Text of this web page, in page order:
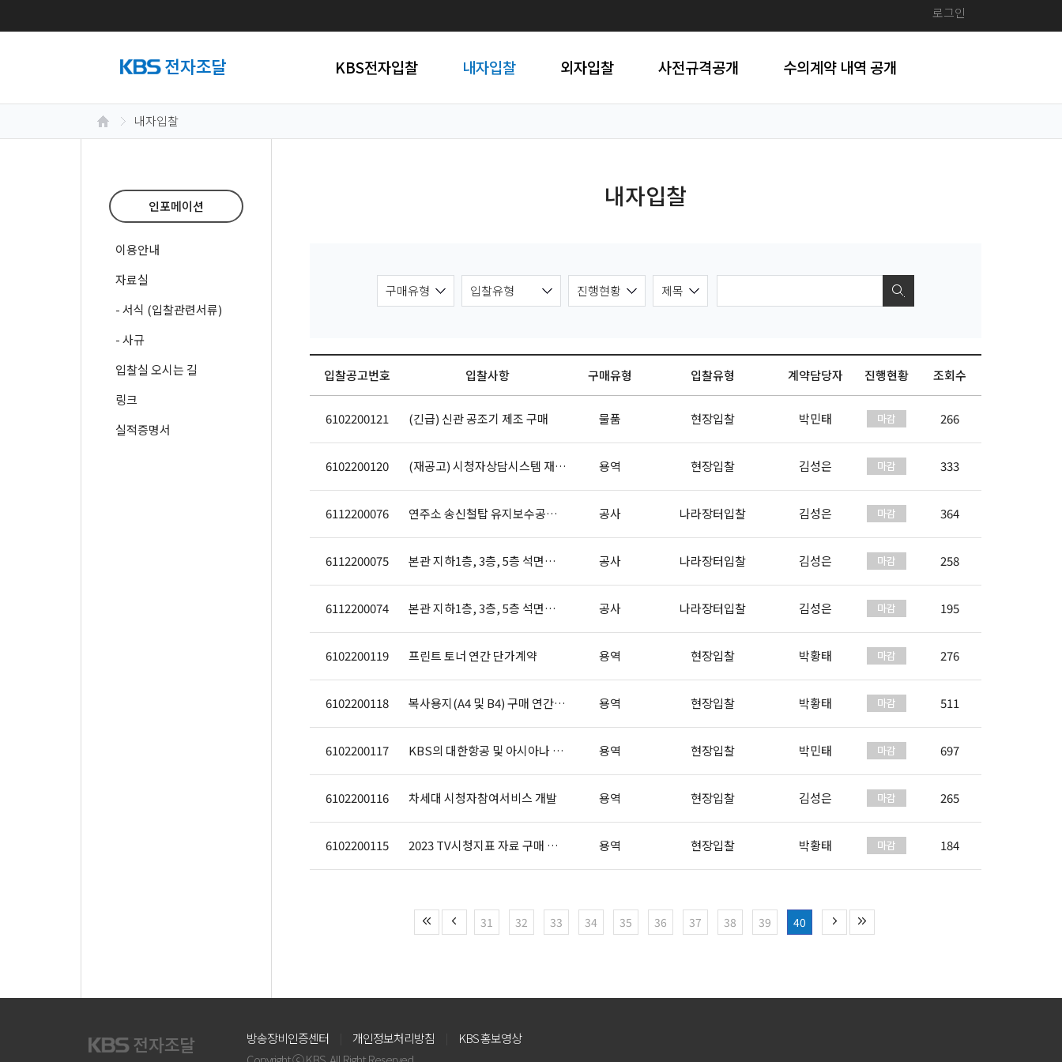
로그인
KBS전자입찰 내자입찰 외자입찰 사전규격공개 수의계약 내역 공개
내자입찰
인포메이션
이용안내
자료실
- 서식 (입찰관련서류)
- 사규
입찰실 오시는 길
링크
실적증명서
내자입찰
입찰공고번호 입찰사항 구매유형 입찰유형 계약담당자 진행현황 조회수
6102200121 (긴급) 신관 공조기 제조 구매 물품 현장입찰 박민태 266
6102200120 (재공고) 시청자상담시스템 재구축 사업.. 용역 현장입찰 김성은 333
6112200076 연주소 송신철탑 유지보수공사(원주) 공사 나라장터입찰 김성은 364
6112200075 본관 지하1층, 3층, 5층 석면철거부.. 공사 나라장터입찰 김성은 258
6112200074 본관 지하1층, 3층, 5층 석면해체,.. 공사 나라장터입찰 김성은 195
6102200119 프린트 토너 연간 단가계약 용역 현장입찰 박황태 276
6102200118 복사용지(A4 및 B4) 구매 연간단가.. 용역 현장입찰 박황태 511
6102200117 KBS의 대한항공 및 아시아나 IVR .. 용역 현장입찰 박민태 697
6102200116 차세대 시청자참여서비스 개발 용역 현장입찰 김성은 265
6102200115 2023 TV시청지표 자료 구매 용역 용역 현장입찰 박황태 184
31 32 33 34 35 36 37 38 39 40
방송장비인증센터 개인정보처리방침
KBS 홍보영상